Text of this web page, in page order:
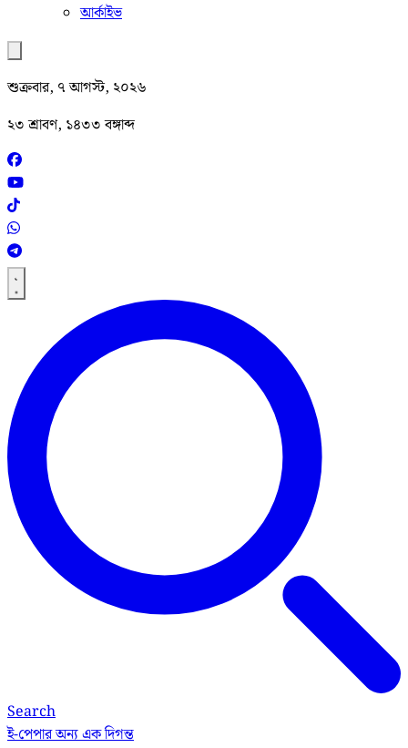
আর্কাইভ
শুক্রবার, ৭ আগস্ট, ২০২৬
২৩ শ্রাবণ, ১৪৩৩ বঙ্গাব্দ
Search
ই-পেপারঅন্য এক দিগন্ত